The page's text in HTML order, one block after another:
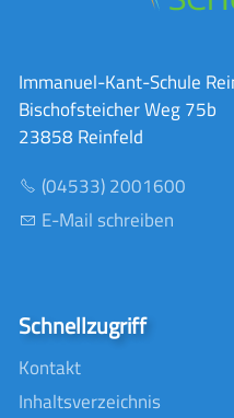
Immanuel-Kant-Schule
Bischofsteicher Weg 75b
23858 Reinfeld
(04533) 2001600
E-Mail schreiben
Schnellzugriff
Kontakt
Inhaltsverzeichnis